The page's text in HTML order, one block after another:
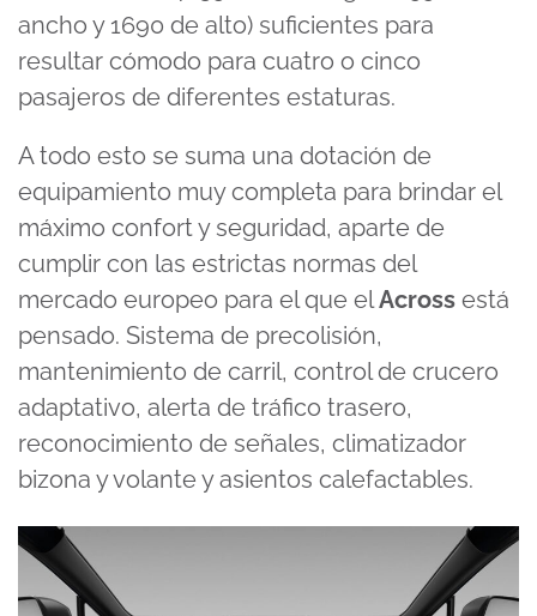
ancho y 1690 de alto) suficientes para
resultar cómodo para cuatro o cinco
pasajeros de diferentes estaturas.
A todo esto se suma una dotación de
equipamiento muy completa para brindar el
máximo confort y seguridad, aparte de
cumplir con las estrictas normas del
mercado europeo para el que elAcross está
pensado. Sistema de precolisión,
mantenimiento de carril, control de crucero
adaptativo, alerta de tráfico trasero,
reconocimiento de señales, climatizador
bizona y volante y asientos calefactables.